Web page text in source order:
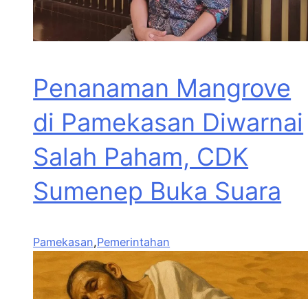
Penanaman Mangrove
di Pamekasan Diwarnai
Salah Paham, CDK
Sumenep Buka Suara
Pamekasan,Pemerintahan